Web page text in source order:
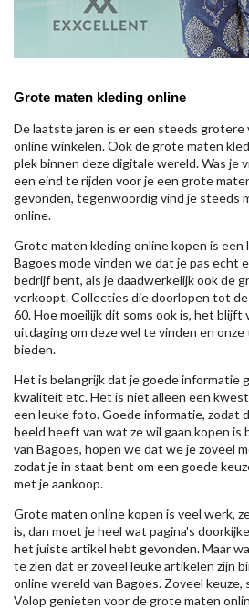
Grote maten kleding online
De laatste jaren is er een steeds grotere
online winkelen. Ook de grote maten
plek binnen deze digitale wereld. Was je
een eind te rijden voor je een grote
gevonden, tegenwoordig vind je steeds
online.
Grote maten kleding online kopen is een
Bagoes mode vinden we dat je pas echt
bedrijf bent, als je daadwerkelijk ook de
verkoopt. Collecties die doorlopen tot
60. Hoe moeilijk dit soms ook is, het blijft
uitdaging om deze wel te vinden en
bieden.
Het is belangrijk dat je goede informatie
kwaliteit etc. Het is niet alleen een
een leuke foto. Goede informatie, zodat
beeld heeft van wat ze wil gaan kopen is
van Bagoes, hopen we dat we je zoveel
zodat je in staat bent om een goede
met je aankoop.
Grote maten online kopen is veel werk,
is, dan moet je heel wat pagina's
het juiste artikel hebt gevonden. Maar
te zien dat er zoveel leuke artikelen zijn
online wereld van Bagoes. Zoveel keuze,
Volop genieten voor de grote maten